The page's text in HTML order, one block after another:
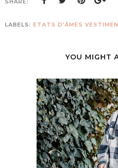
LABELS: ETATS D'ÂMES
YOU MIGHT